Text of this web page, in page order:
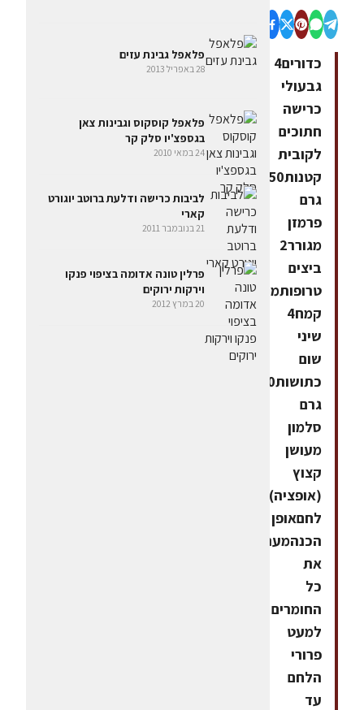
כדורים4
גבעולי
כרישה
חתוכים
לקובית
קטנות250
גרם
פרמזן
מגורר2
ביצים
טרופותמעט
קמח4
שיני
שום
כתושות200
גרם
סלמון
מעושן
קצוץ
(אופציה)מלחפלפלפרורי
לחםאופן
הכנהמערבבים
את
כל
החומרים
למעט
פרורי
הלחם
עד
פלאפל גבינת עזים
28 באפריל 2013
פלאפל קוסקוס וגבינות צאן
בגספצ'יו סלק קר
24 במאי 2010
לביבות כרישה ודלעת ברוטב יוגורט
קארי
21 בנובמבר 2011
פרלין טונה אדומה בציפוי פנקו
וירקות ירוקים
20 במרץ 2012